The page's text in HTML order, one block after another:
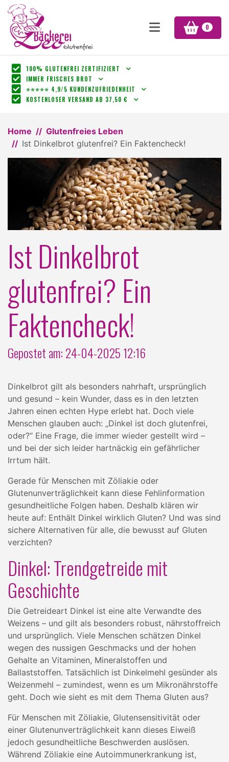
0
100% GLUTENFREI ZERTIFIZIERT
IMMER FRISCHES BROT
⭐⭐⭐⭐⭐ 4,9/5 KUNDENZUFRIEDENHEIT
KOSTENLOSER VERSAND AB 37,50 €
Home
Glutenfreies Leben
Ist Dinkelbrot glutenfrei? Ein Faktencheck!
Ist Dinkelbrot
glutenfrei? Ein
Faktencheck!
Gepostet am: 24-04-2025 12:16
Dinkelbrot gilt als besonders nahrhaft, ursprünglich
und gesund – kein Wunder, dass es in den letzten
Jahren einen echten Hype erlebt hat. Doch viele
Menschen glauben auch: „Dinkel ist doch glutenfrei,
oder?“ Eine Frage, die immer wieder gestellt wird –
und bei der sich leider hartnäckig ein gefährlicher
Irrtum hält.
Gerade für Menschen mit Zöliakie oder
Glutenunverträglichkeit kann diese Fehlinformation
gesundheitliche Folgen haben. Deshalb klären wir
heute auf: Enthält Dinkel wirklich Gluten? Und was sind
sichere Alternativen für alle, die bewusst auf Gluten
verzichten?
Dinkel: Trendgetreide mit
Geschichte
Die Getreideart Dinkel ist eine alte Verwandte des
Weizens – und gilt als besonders robust, nährstoffreich
und ursprünglich. Viele Menschen schätzen Dinkel
wegen des nussigen Geschmacks und der hohen
Gehalte an Vitaminen, Mineralstoffen und
Ballaststoffen. Tatsächlich ist Dinkelmehl gesünder als
Weizenmehl – zumindest, wenn es um Mikronährstoffe
geht. Doch wie sieht es mit dem Thema Gluten aus?
Für Menschen mit Zöliakie, Glutensensitivität oder
einer Glutenunverträglichkeit kann dieses Eiweiß
jedoch gesundheitliche Beschwerden auslösen.
Während Zöliakie eine Autoimmunerkrankung ist,